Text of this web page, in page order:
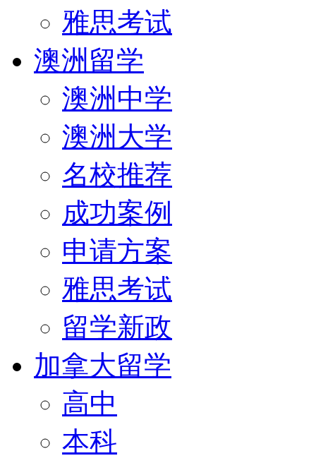
雅思考试
澳洲留学
澳洲中学
澳洲大学
名校推荐
成功案例
申请方案
雅思考试
留学新政
加拿大留学
高中
本科